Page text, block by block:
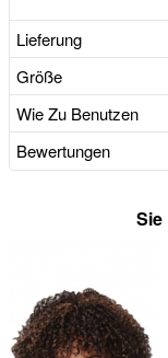
Lieferung
Größe
Wie Zu Benutzen
Bewertungen
Sie